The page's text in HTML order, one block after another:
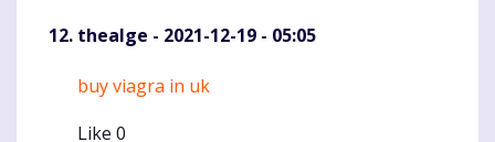
thealge - 2021-12-19 - 05:05
Komentaras
buy viagra in uk
Like 0